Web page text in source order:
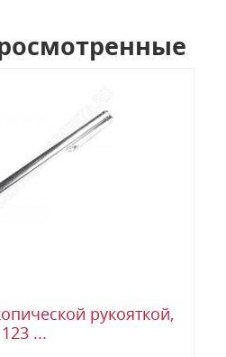
рукояткой,
123 ...